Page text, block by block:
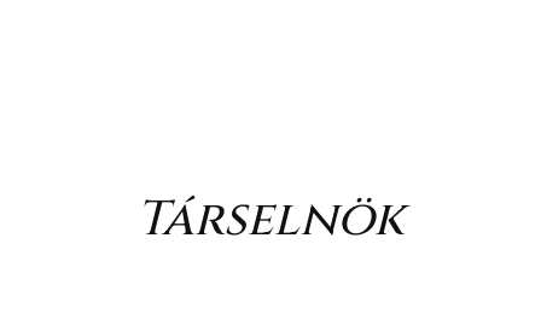
Társelnök